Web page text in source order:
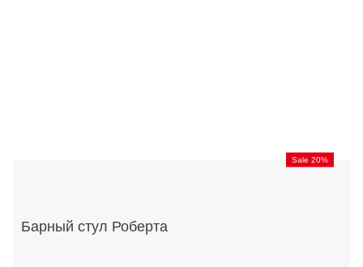
Sale 20%
Барный стул Роберта